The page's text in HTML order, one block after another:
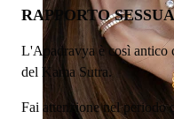
RAPPORTO
L'Apadravya è così antico
del Kama Sutra.
Fai attenzione nel periodo